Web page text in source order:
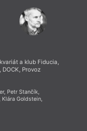
a klub Fiducia,
DOCK, Provoz
, Petr Stančík,
Klára Goldstein,